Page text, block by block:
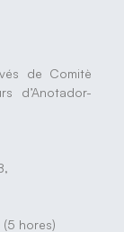
de Comitè
d’Anotador-
hores)